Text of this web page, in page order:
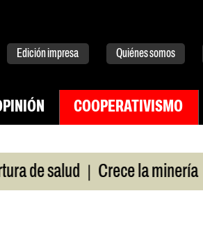
Edición impresa Quiénes somos
COOPERATIVISMO
| Crece la minería | La